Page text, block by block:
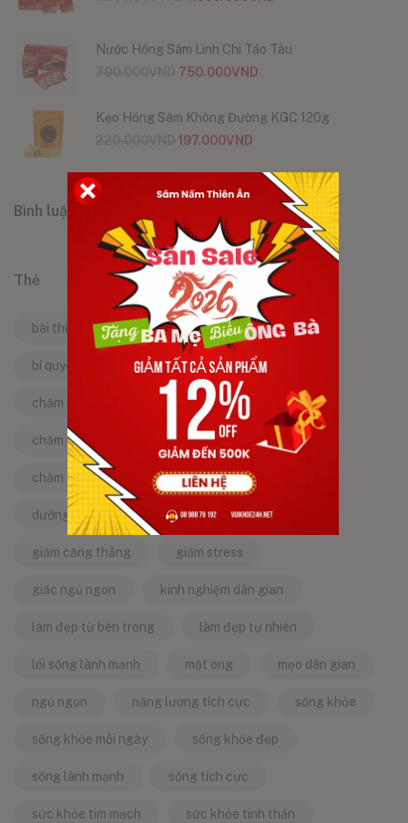
Nước Hồng Sâm Linh Chi Táo Tàu
750.000VND
Kẹo Hồng Sâm Không Đường KGC 120g
197.000VND
Bình luận
Thẻ
bài thuốc dân gian bí quyết làm đẹp
bí quyết sống khỏe bí quyết trẻ lâu
chăm sóc bản thân chăm sóc cơ thể
chăm sóc da chăm sóc sức khỏe
chăm sóc sức khỏe tự nhiên chống lão hóa
dưỡng da tự nhiên dưỡng sinh
giảm căng thẳng giảm stress
giấc ngủ ngon kinh nghiệm dân gian
làm đẹp từ bên trong làm đẹp tự nhiên
lối sống lành mạnh mật ong mẹo dân gian
ngủ ngon năng lượng tích cực sống khỏe
sống khỏe mỗi ngày sống khỏe đẹp
sống lành mạnh sống tích cực
sức khỏe tim mạch sức khỏe tinh thần